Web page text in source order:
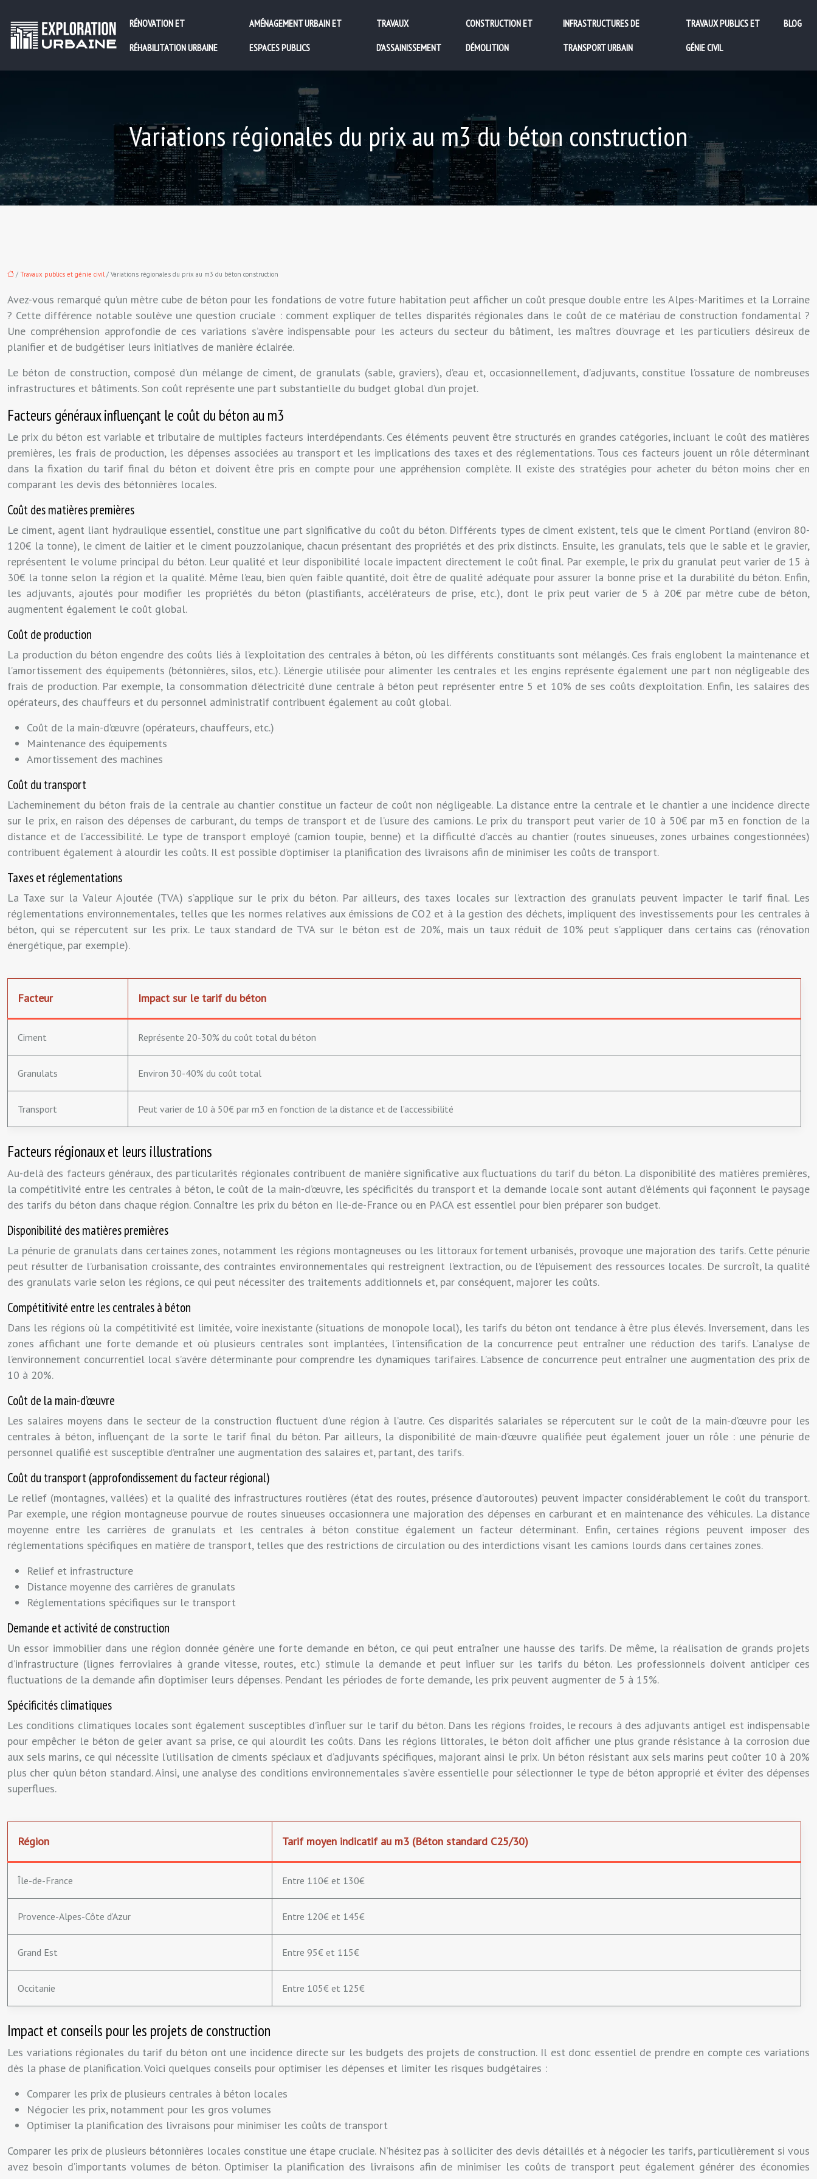
RÉNOVATION ET
RÉHABILITATION URBAINE
AMÉNAGEMENT URBAIN ET
ESPACES PUBLICS
TRAVAUX
D’ASSAINISSEMENT
CONSTRUCTION ET
DÉMOLITION
INFRASTRUCTURES DE
TRANSPORT URBAIN
TRAVAUX PUBLICS ET
GÉNIE CIVIL
BLOG
Variations régionales du prix au m3 du béton construction
/ Travaux publics et génie civil/ Variations régionales du prix au m3 du béton construction
Avez-vous remarqué qu’un mètre cube de béton pour les fondations de votre future habitation peut afficher un coût presque double entre les Alpes-Maritimes et la Lorraine
? Cette différence notable soulève une question cruciale : comment expliquer de telles disparités régionales dans le coût de ce matériau de construction fondamental ?
Une compréhension approfondie de ces variations s’avère indispensable pour les acteurs du secteur du bâtiment, les maîtres d’ouvrage et les particuliers désireux de
planifier et de budgétiser leurs initiatives de manière éclairée.
Le béton de construction, composé d’un mélange de ciment, de granulats (sable, graviers), d’eau et, occasionnellement, d’adjuvants, constitue l’ossature de nombreuses
infrastructures et bâtiments. Son coût représente une part substantielle du budget global d’un projet.
Facteurs généraux influençant le coût du béton au m3
Le prix du béton est variable et tributaire de multiples facteurs interdépendants. Ces éléments peuvent être structurés en grandes catégories, incluant le coût des matières
premières, les frais de production, les dépenses associées au transport et les implications des taxes et des réglementations. Tous ces facteurs jouent un rôle déterminant
dans la fixation du tarif final du béton et doivent être pris en compte pour une appréhension complète. Il existe des stratégies pour acheter du béton moins cher en
comparant les devis des bétonnières locales.
Coût des matières premières
Le ciment, agent liant hydraulique essentiel, constitue une part significative du coût du béton. Différents types de ciment existent, tels que le ciment Portland (environ 80-
120€ la tonne), le ciment de laitier et le ciment pouzzolanique, chacun présentant des propriétés et des prix distincts. Ensuite, les granulats, tels que le sable et le gravier,
représentent le volume principal du béton. Leur qualité et leur disponibilité locale impactent directement le coût final. Par exemple, le prix du granulat peut varier de 15 à
30€ la tonne selon la région et la qualité. Même l’eau, bien qu’en faible quantité, doit être de qualité adéquate pour assurer la bonne prise et la durabilité du béton. Enfin,
les adjuvants, ajoutés pour modifier les propriétés du béton (plastifiants, accélérateurs de prise, etc.), dont le prix peut varier de 5 à 20€ par mètre cube de béton,
augmentent également le coût global.
Coût de production
La production du béton engendre des coûts liés à l’exploitation des centrales à béton, où les différents constituants sont mélangés. Ces frais englobent la maintenance et
l’amortissement des équipements (bétonnières, silos, etc.). L’énergie utilisée pour alimenter les centrales et les engins représente également une part non négligeable des
frais de production. Par exemple, la consommation d’électricité d’une centrale à béton peut représenter entre 5 et 10% de ses coûts d’exploitation. Enfin, les salaires des
opérateurs, des chauffeurs et du personnel administratif contribuent également au coût global.
Coût de la main-d’œuvre (opérateurs, chauffeurs, etc.)
Maintenance des équipements
Amortissement des machines
Coût du transport
L’acheminement du béton frais de la centrale au chantier constitue un facteur de coût non négligeable. La distance entre la centrale et le chantier a une incidence directe
sur le prix, en raison des dépenses de carburant, du temps de transport et de l’usure des camions. Le prix du transport peut varier de 10 à 50€ par m3 en fonction de la
distance et de l’accessibilité. Le type de transport employé (camion toupie, benne) et la difficulté d’accès au chantier (routes sinueuses, zones urbaines congestionnées)
contribuent également à alourdir les coûts. Il est possible d’optimiser la planification des livraisons afin de minimiser les coûts de transport.
Taxes et réglementations
La Taxe sur la Valeur Ajoutée (TVA) s’applique sur le prix du béton. Par ailleurs, des taxes locales sur l’extraction des granulats peuvent impacter le tarif final. Les
réglementations environnementales, telles que les normes relatives aux émissions de CO2 et à la gestion des déchets, impliquent des investissements pour les centrales à
béton, qui se répercutent sur les prix. Le taux standard de TVA sur le béton est de 20%, mais un taux réduit de 10% peut s’appliquer dans certains cas (rénovation
énergétique, par exemple).
Facteur Impact sur le tarif du béton
Ciment Représente 20-30% du coût total du béton
Granulats Environ 30-40% du coût total
Transport Peut varier de 10 à 50€ par m3 en fonction de la distance et de l’accessibilité
Facteurs régionaux et leurs illustrations
Au-delà des facteurs généraux, des particularités régionales contribuent de manière significative aux fluctuations du tarif du béton. La disponibilité des matières premières,
la compétitivité entre les centrales à béton, le coût de la main-d’œuvre, les spécificités du transport et la demande locale sont autant d’éléments qui façonnent le paysage
des tarifs du béton dans chaque région. Connaître les prix du béton en Ile-de-France ou en PACA est essentiel pour bien préparer son budget.
Disponibilité des matières premières
La pénurie de granulats dans certaines zones, notamment les régions montagneuses ou les littoraux fortement urbanisés, provoque une majoration des tarifs. Cette pénurie
peut résulter de l’urbanisation croissante, des contraintes environnementales qui restreignent l’extraction, ou de l’épuisement des ressources locales. De surcroît, la qualité
des granulats varie selon les régions, ce qui peut nécessiter des traitements additionnels et, par conséquent, majorer les coûts.
Compétitivité entre les centrales à béton
Dans les régions où la compétitivité est limitée, voire inexistante (situations de monopole local), les tarifs du béton ont tendance à être plus élevés. Inversement, dans les
zones affichant une forte demande et où plusieurs centrales sont implantées, l’intensification de la concurrence peut entraîner une réduction des tarifs. L’analyse de
l’environnement concurrentiel local s’avère déterminante pour comprendre les dynamiques tarifaires. L’absence de concurrence peut entraîner une augmentation des prix de
10 à 20%.
Coût de la main-d’œuvre
Les salaires moyens dans le secteur de la construction fluctuent d’une région à l’autre. Ces disparités salariales se répercutent sur le coût de la main-d’œuvre pour les
centrales à béton, influençant de la sorte le tarif final du béton. Par ailleurs, la disponibilité de main-d’œuvre qualifiée peut également jouer un rôle : une pénurie de
personnel qualifié est susceptible d’entraîner une augmentation des salaires et, partant, des tarifs.
Coût du transport (approfondissement du facteur régional)
Le relief (montagnes, vallées) et la qualité des infrastructures routières (état des routes, présence d’autoroutes) peuvent impacter considérablement le coût du transport.
Par exemple, une région montagneuse pourvue de routes sinueuses occasionnera une majoration des dépenses en carburant et en maintenance des véhicules. La distance
moyenne entre les carrières de granulats et les centrales à béton constitue également un facteur déterminant. Enfin, certaines régions peuvent imposer des
réglementations spécifiques en matière de transport, telles que des restrictions de circulation ou des interdictions visant les camions lourds dans certaines zones.
Relief et infrastructure
Distance moyenne des carrières de granulats
Réglementations spécifiques sur le transport
Demande et activité de construction
Un essor immobilier dans une région donnée génère une forte demande en béton, ce qui peut entraîner une hausse des tarifs. De même, la réalisation de grands projets
d’infrastructure (lignes ferroviaires à grande vitesse, routes, etc.) stimule la demande et peut influer sur les tarifs du béton. Les professionnels doivent anticiper ces
fluctuations de la demande afin d’optimiser leurs dépenses. Pendant les périodes de forte demande, les prix peuvent augmenter de 5 à 15%.
Spécificités climatiques
Les conditions climatiques locales sont également susceptibles d’influer sur le tarif du béton. Dans les régions froides, le recours à des adjuvants antigel est indispensable
pour empêcher le béton de geler avant sa prise, ce qui alourdit les coûts. Dans les régions littorales, le béton doit afficher une plus grande résistance à la corrosion due
aux sels marins, ce qui nécessite l’utilisation de ciments spéciaux et d’adjuvants spécifiques, majorant ainsi le prix. Un béton résistant aux sels marins peut coûter 10 à 20%
plus cher qu’un béton standard. Ainsi, une analyse des conditions environnementales s’avère essentielle pour sélectionner le type de béton approprié et éviter des dépenses
superflues.
Région Tarif moyen indicatif au m3 (Béton standard C25/30)
Île-de-France Entre 110€ et 130€
Provence-Alpes-Côte d’Azur Entre 120€ et 145€
Grand Est Entre 95€ et 115€
Occitanie Entre 105€ et 125€
Impact et conseils pour les projets de construction
Les variations régionales du tarif du béton ont une incidence directe sur les budgets des projets de construction. Il est donc essentiel de prendre en compte ces variations
dès la phase de planification. Voici quelques conseils pour optimiser les dépenses et limiter les risques budgétaires :
Comparer les prix de plusieurs centrales à béton locales
Négocier les prix, notamment pour les gros volumes
Optimiser la planification des livraisons pour minimiser les coûts de transport
Comparer les prix de plusieurs bétonnières locales constitue une étape cruciale. N’hésitez pas à solliciter des devis détaillés et à négocier les tarifs, particulièrement si vous
avez besoin d’importants volumes de béton. Optimiser la planification des livraisons afin de minimiser les coûts de transport peut également générer des économies